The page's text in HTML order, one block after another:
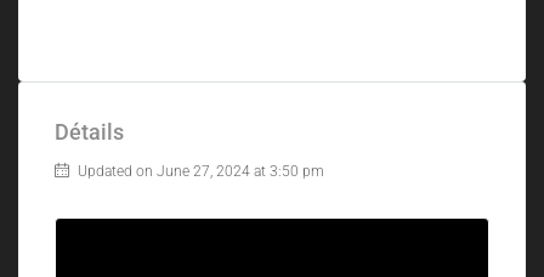
Détails
Updated on June 27, 2024 at 3:50 pm